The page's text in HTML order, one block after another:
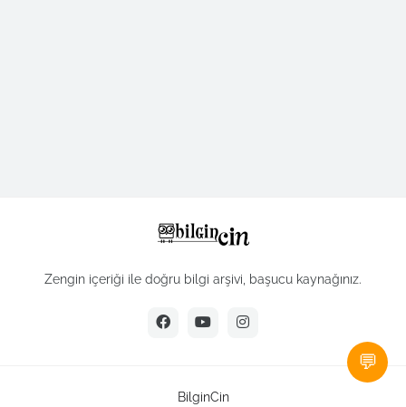
Zengin içeriği ile doğru bilgi arşivi, başucu kaynağınız.
BilginCin
💬